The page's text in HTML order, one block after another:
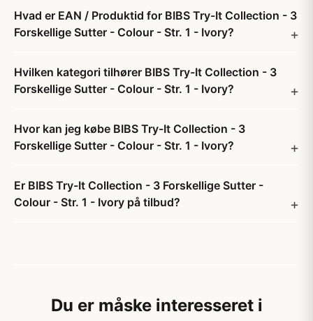
Hvad er EAN / Produktid for BIBS Try-It Collection - 3
Forskellige Sutter - Colour - Str. 1 - Ivory?
Hvilken kategori tilhører BIBS Try-It Collection - 3
Forskellige Sutter - Colour - Str. 1 - Ivory?
Hvor kan jeg købe BIBS Try-It Collection - 3
Forskellige Sutter - Colour - Str. 1 - Ivory?
Er BIBS Try-It Collection - 3 Forskellige Sutter -
Colour - Str. 1 - Ivory på tilbud?
Du er måske interesseret i